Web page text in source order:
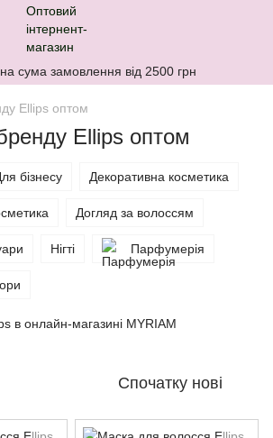
сума замовлення від 2500 грн
Ellips оптом
Ellips оптом
бізнесу Декоративна косметика
Догляд за волоссям
Нігті Парфумерія
Спочатку нові